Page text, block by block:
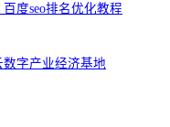
度seo排名优化教程
数字产业经济基地